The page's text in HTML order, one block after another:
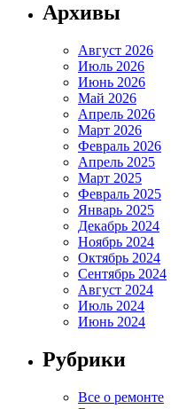
Архивы
Август 2026
Июль 2026
Июнь 2026
Май 2026
Апрель 2026
Март 2026
Февраль 2026
Апрель 2025
Март 2025
Февраль 2025
Январь 2025
Декабрь 2024
Ноябрь 2024
Октябрь 2024
Сентябрь 2024
Август 2024
Июль 2024
Июнь 2024
Рубрики
Все о ремонте